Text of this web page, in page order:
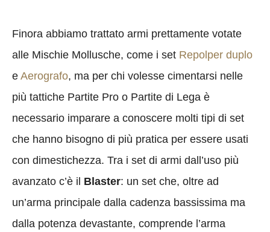
Finora abbiamo trattato armi prettamente votate
alle Mischie Mollusche, come i set Repolper duplo
e Aerografo, ma per chi volesse cimentarsi nelle
più tattiche Partite Pro o Partite di Lega è
necessario imparare a conoscere molti tipi di set
che hanno bisogno di più pratica per essere usati
con dimestichezza. Tra i set di armi dall’uso più
avanzato c’è il Blaster: un set che, oltre ad
un’arma principale dalla cadenza bassissima ma
dalla potenza devastante, comprende l’arma